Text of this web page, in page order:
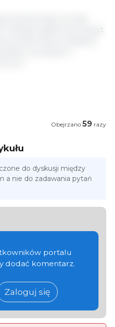
drobiowego wzrosły
w Brazylii, gdzie silny popyt
przetwórstwa związane
na eksport i
cen.
Obejrzano 59 razy
do dyskusji między
a nie do zadawania pytań
portalu
dodać komentarz.
Zaloguj się